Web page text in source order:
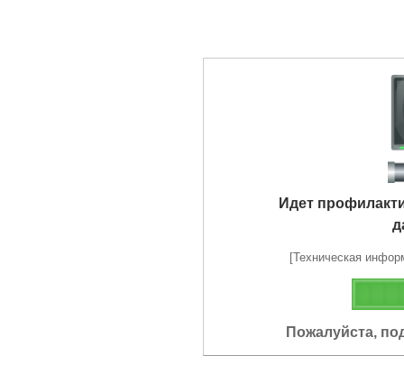
Идет
[Техническая
Пожалуйста,